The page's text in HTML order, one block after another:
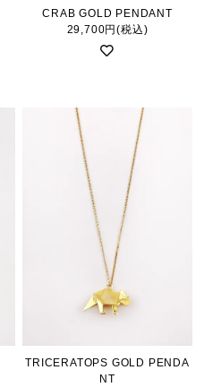
CRAB GOLD PENDANT
29,700円(税込)
TRICERATOPS GOLD PENDA
NT